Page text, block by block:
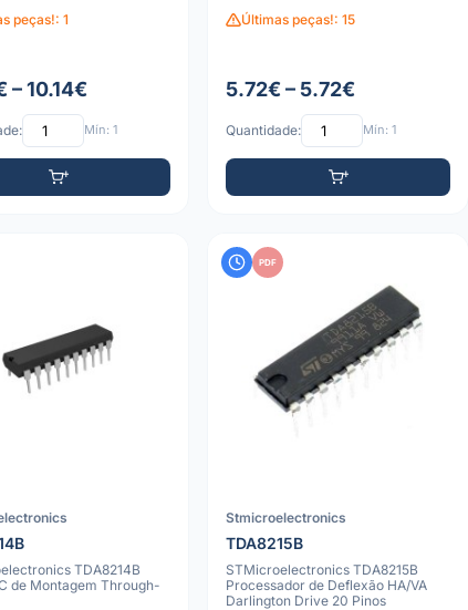
peças!: 1
– 10.14€
Mín: 1
Últimas peças!: 15
5.72€ – 5.72€
Quantidade: Mín: 1
TDA8214B
de Montagem Through-
PDF
Stmicroelectronics
TDA8215B
STMicroelectronics TDA8215B
Processador de Deflexão HA/VA
Darlington Drive 20 Pinos